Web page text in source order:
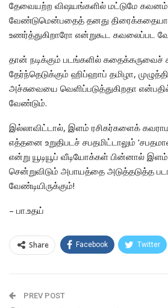
தேவையற்ற விஷயங்களில் மட்டுமே கவனம்
வேண்டுமென்பதைத் தனது
உணர்த்துகிறாரோ என்றுகூட கவலைப்பட
தான் நடிக்கும் படங்களில் கதைக்கருவைச்
தேர்ந்தெடுக்கும் ஹிப்ஹாப் தமிழா,
அச்சுவையை வெளிப்படுத்துகிறதா
வேண்டும்.
இல்லாவிட்டால், இளம் ரசிகர்களைக்
எத்தனை உறுதிபடச் சபதமிட்டாலும்
என்று யூடியூப் வீடியோக்கள் பின்னால்
சென்றுவிடும் அபாயத்தை அடுத்தடுத்த
வேண்டியிருக்கும்!
– பா.உதய்
Share Facebook Twitter
PREV POST